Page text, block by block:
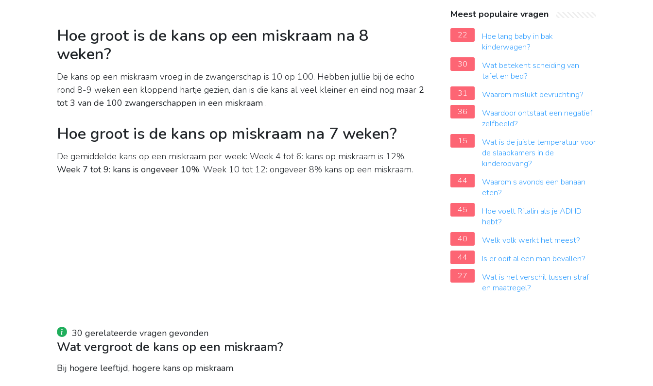
Hoe groot is de kans op een miskraam na 8
weken?
De kans op een miskraam vroeg in de zwangerschap is 10 op 100. Hebben jullie bij de echo
rond 8-9 weken een kloppend hartje gezien, dan is die kans al veel kleiner en eind nog maar 2
tot 3 van de 100 zwangerschappen in een miskraam .
Hoe groot is de kans op miskraam na 7 weken?
De gemiddelde kans op een miskraam per week: Week 4 tot 6: kans op miskraam is 12%.
Week 7 tot 9: kans is ongeveer 10%. Week 10 tot 12: ongeveer 8% kans op een miskraam.
30 gerelateerde vragen gevonden
Wat vergroot de kans op een miskraam?
Bij hogere leeftijd, hogere kans op miskraam.
Meest populaire vragen
22
Hoe lang baby in bak
kinderwagen?
30
Wat betekent scheiding van
tafel en bed?
31
Waarom mislukt bevruchting?
36
Waardoor ontstaat een negatief
zelfbeeld?
15
Wat is de juiste temperatuur voor
de slaapkamers in de
kinderopvang?
44
Waarom s avonds een banaan
eten?
45
Hoe voelt Ritalin als je ADHD
hebt?
40
Welk volk werkt het meest?
44
Is er ooit al een man bevallen?
27
Wat is het verschil tussen straf
en maatregel?